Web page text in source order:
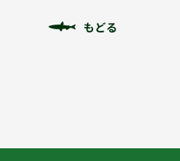
もどる